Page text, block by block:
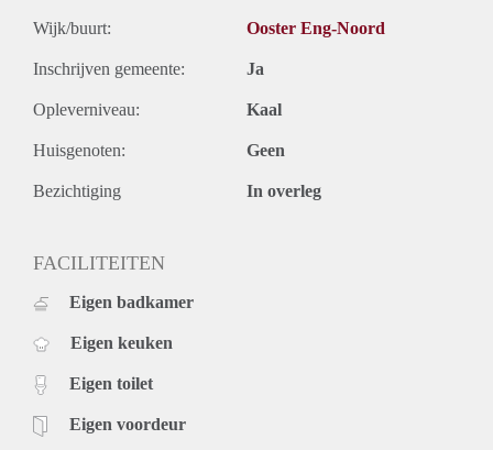
Wijk/buurt: Ooster Eng-Noord
Inschrijven gemeente: Ja
Opleverniveau: Kaal
Huisgenoten: Geen
Bezichtiging In overleg
FACILITEITEN
Eigen badkamer
Eigen keuken
Eigen toilet
Eigen voordeur